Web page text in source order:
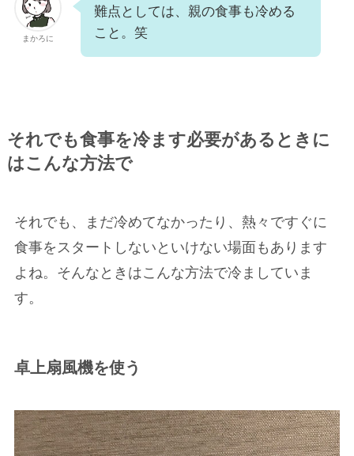
まかろに
難点としては、親の食事も冷める
こと。笑
それでも食事を冷ます必要があるときに
はこんな方法で
それでも、まだ冷めてなかったり、熱々ですぐに
食事をスタートしないといけない場面もあります
よね。そんなときはこんな方法で冷ましていま
す。
卓上扇風機を使う